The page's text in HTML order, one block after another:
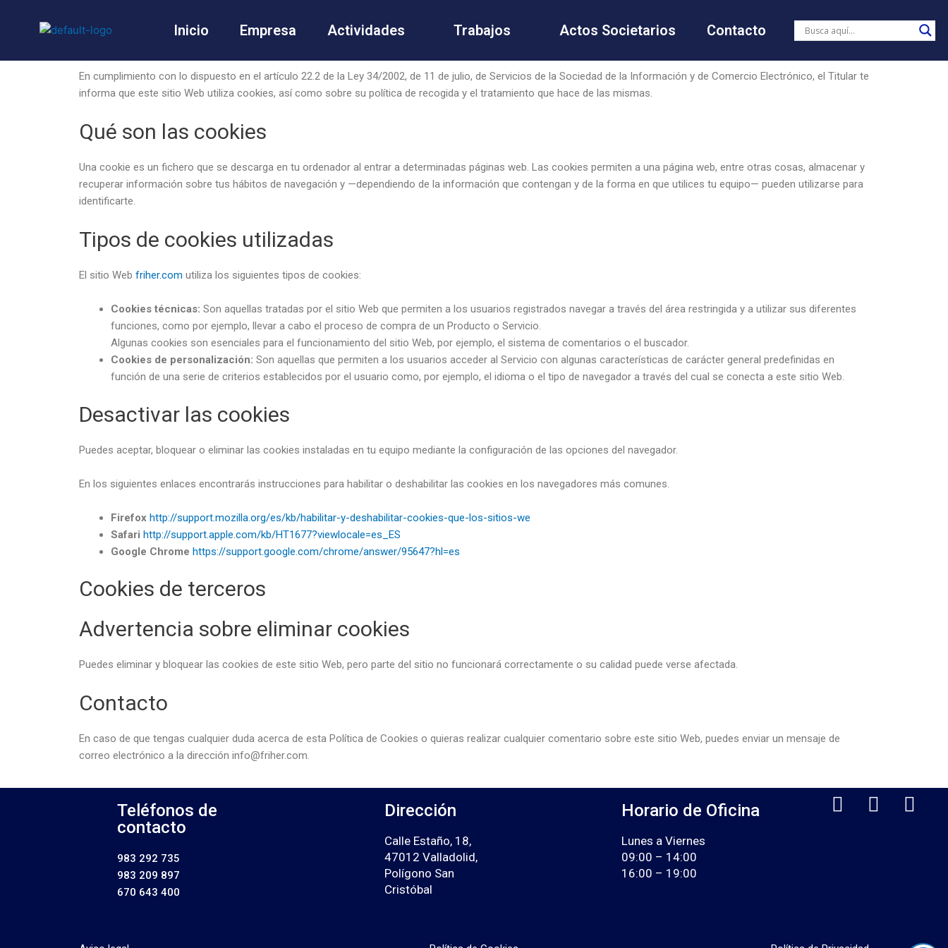
Inicio Empresa Actividades Trabajos Actos Societarios Contacto
En cumplimiento con lo dispuesto en el artículo 22.2 de la Ley 34/2002, de 11 de julio, de Servicios de la Sociedad de la Información y de Comercio Electrónico, el Titular te
informa que este sitio Web utiliza cookies, así como sobre su política de recogida y el tratamiento que hace de las mismas.
Qué son las cookies
Una cookie es un fichero que se descarga en tu ordenador al entrar a determinadas páginas web. Las cookies permiten a una página web, entre otras cosas, almacenar y
recuperar información sobre tus hábitos de navegación y —dependiendo de la información que contengan y de la forma en que utilices tu equipo— pueden utilizarse para
identificarte.
Tipos de cookies utilizadas
El sitio Web friher.com utiliza los siguientes tipos de cookies:
Cookies técnicas: Son aquellas tratadas por el sitio Web que permiten a los usuarios registrados navegar a través del área restringida y a utilizar sus diferentes
funciones, como por ejemplo, llevar a cabo el proceso de compra de un Producto o Servicio.
Algunas cookies son esenciales para el funcionamiento del sitio Web, por ejemplo, el sistema de comentarios o el buscador.
Cookies de personalización: Son aquellas que permiten a los usuarios acceder al Servicio con algunas características de carácter general predefinidas en
función de una serie de criterios establecidos por el usuario como, por ejemplo, el idioma o el tipo de navegador a través del cual se conecta a este sitio Web.
Desactivar las cookies
Puedes aceptar, bloquear o eliminar las cookies instaladas en tu equipo mediante la configuración de las opciones del navegador.
En los siguientes enlaces encontrarás instrucciones para habilitar o deshabilitar las cookies en los navegadores más comunes.
Firefox http://support.mozilla.org/es/kb/habilitar-y-deshabilitar-cookies-que-los-sitios-we
Safari http://support.apple.com/kb/HT1677?viewlocale=es_ES
Google Chrome https://support.google.com/chrome/answer/95647?hl=es
Cookies de terceros
Advertencia sobre eliminar cookies
Puedes eliminar y bloquear las cookies de este sitio Web, pero parte del sitio no funcionará correctamente o su calidad puede verse afectada.
Contacto
En caso de que tengas cualquier duda acerca de esta Política de Cookies o quieras realizar cualquier comentario sobre este sitio Web, puedes enviar un mensaje de
correo electrónico a la dirección info@friher.com.
Teléfonos de
contacto
983 292 735
983 209 897
670 643 400
Dirección
Calle Estaño, 18,
47012 Valladolid,
Polígono San
Cristóbal
Horario de Oficina
Lunes a Viernes
09:00 – 14:00
16:00 – 19:00